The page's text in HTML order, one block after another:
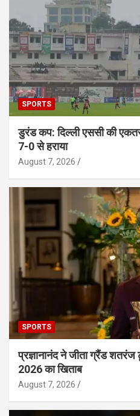
SPORTS
डुरंड कप: दिल्ली एससी की
7-0 से हराया
August 7, 2026
SPORTS
प्रज्ञानानंद ने जीता ग्रैंड
2026 का खिताब
August 7, 2026